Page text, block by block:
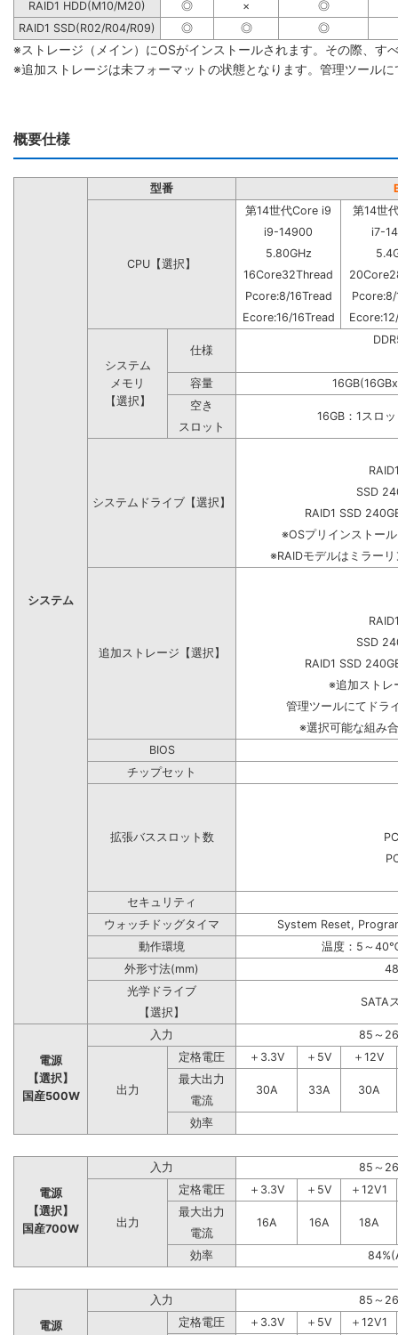
RAID1 HDD(M10/M20) ◎ ×
◎
RAID1 SSD(R02/R04/R09)
◎ ◎ ◎
※ストレージ（メイン）にOSがインストールされます。その際、す
※追加ストレージは未フォーマットの状態となります。管理ツール
概要仕様
システム
型番
CPU【選択】
第14世代Core i9
第14世
i9-14900
i7-
5.80GHz
16Core32Thread
Pcore:8/16Tread
Ecore:16/16Tread
システム
メモリ
【選択】
仕様
容量
空き
16GB：1スロ
スロット
システムドライブ【選択】
SSD
RAID1 SSD
※OSプリインストー
※RAIDモデルはミラー
追加ストレージ【選択】
SSD
RAID1 SSD
※追加ストレ
管理ツールにてドラ
※選択可能な組み
BIOS
チップセット
拡張バススロット数
セキュリティ
ウォッチドッグタイマ
System Reset,
動作環境
温度：5～
外形寸法(mm)
光学ドライブ
SATA
【選択】
電源
【選択】
国産500W
入力 85～
出力
定格電圧 ＋3.3V ＋5V
＋12V
最大出力
30A
33A
30A
電流
効率
電源
【選択】
国産700W
入力 85～
出力
定格電圧 ＋3.3V ＋5V
＋12V1
最大出力
16A
16A
18A
電流
効率
電源
入力 85～
定格電圧 ＋3.3V ＋5V
＋12V1